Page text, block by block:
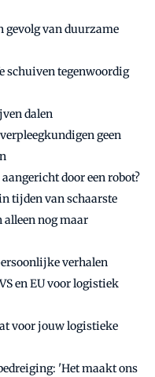
gevolg van duurzame
schuiven tegenwoordig
dalen
geen
door een robot?
tijden van schaarste
alleen nog maar
verhalen
en EU voor logistiek
voor jouw logistieke
'Het maakt ons